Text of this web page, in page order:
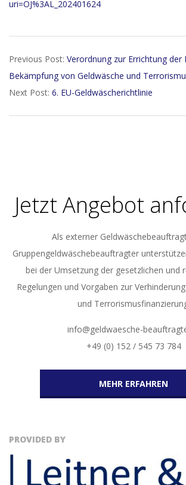
uri=OJ%3AL_202401624
06-
28
Previous Post: Verordnung zur Errichtung der
Bekämpfung von Geldwäsche und
Next Post: 6. EU-Geldwäscherichtlinie
Jetzt Angebot
Als externer
Gruppengeldwäschebeauftragter
bei der Umsetzung der gesetzlichen und
Regelungen und Vorgaben zur
und
info@geldwaesche-
+49 (0) 152 / 545 73 784
MEHR ERFAHREN
PROVIDED BY